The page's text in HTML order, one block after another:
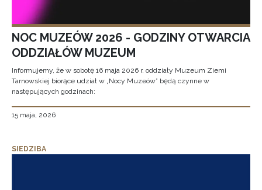
NOC MUZEÓW 2026 - GODZINY OTWARCIA
ODDZIAŁÓW MUZEUM
Informujemy, że w sobotę 16 maja 2026 r. oddziały Muzeum Ziemi
Tarnowskiej biorące udział w „Nocy Muzeów” będą czynne w
następujących godzinach:
15 maja, 2026
SIEDZIBA